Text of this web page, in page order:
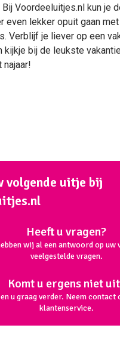
Bij Voordeeluitjes.nl kun je
even lekker opuit gaan
Verblijf je liever op een
kijkje bij de leukste
najaar!
volgende uitje bij
Heeft u vragen?
wij al een antwoord op uw
veelgestelde vragen.
Komt u ergens niet
u graag verder. Neem contact
klantenservice.